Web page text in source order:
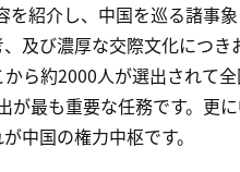
紹介し、中国を巡る諸事
及び濃厚な交際文化につき
ら約2000人が選出されて
が最も重要な任務です。更
中国の権力中枢です。